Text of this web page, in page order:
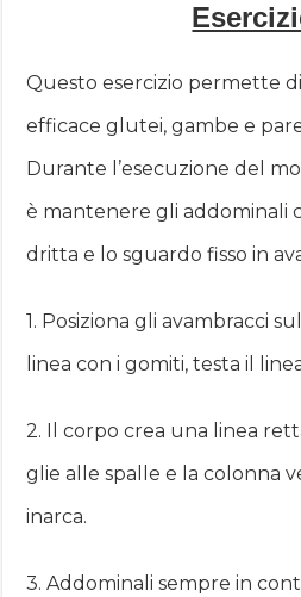
Questo esercizio permette
efficace glutei, gambe e
Durante l’esecuzione del
è mantenere gli addominali
dritta e lo sguardo fisso in
1. Posiziona gli avambracci
linea con i gomiti, testa il
2. Il corpo crea una linea
glie alle spalle e la colonna
inarca.
3. Addominali sempre in